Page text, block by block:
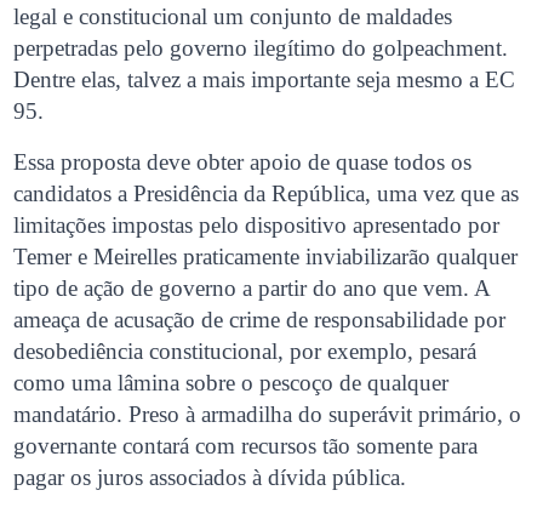
legal e constitucional um conjunto de maldades
perpetradas pelo governo ilegítimo do golpeachment.
Dentre elas, talvez a mais importante seja mesmo a EC
95.
Essa proposta deve obter apoio de quase todos os
candidatos a Presidência da República, uma vez que as
limitações impostas pelo dispositivo apresentado por
Temer e Meirelles praticamente inviabilizarão qualquer
tipo de ação de governo a partir do ano que vem. A
ameaça de acusação de crime de responsabilidade por
desobediência constitucional, por exemplo, pesará
como uma lâmina sobre o pescoço de qualquer
mandatário. Preso à armadilha do superávit primário, o
governante contará com recursos tão somente para
pagar os juros associados à dívida pública.